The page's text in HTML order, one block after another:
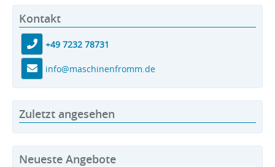
Kontakt
+49 7232 78731
info@maschinenfromm.de
Zuletzt angesehen
Neueste Angebote